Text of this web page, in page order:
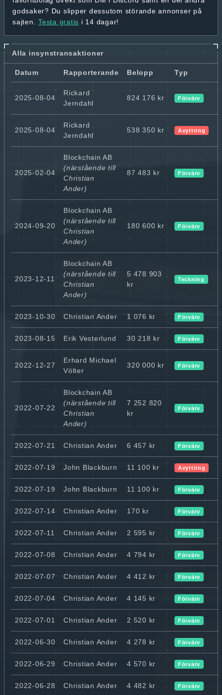
godsaker? Du slipper dessutom störande annonser på
sajten. Testa gratis i 14 dagar!
Alla insynstransaktioner
Datum Rapporterande Belopp Typ
2025-08-04
Rickard
Jerndahl
824 176 kr Förvärv
2025-08-04
Rickard
Jerndahl
538 350 kr Avyttring
2025-02-04
Blockchain AB
(närstående till
Christian
Ander)
87 483 kr Förvärv
2024-09-20
Blockchain AB
(närstående till
Christian
Ander)
180 600 kr Förvärv
2023-12-11
Blockchain AB
(närstående till
Christian
Ander)
5 478 903
kr
Teckning
2023-10-30 Christian Ander 1 076 kr Förvärv
2023-08-15 Erik Vesterlund 30 218 kr Förvärv
2022-12-27
Erhard Michael
Völter
320 000 kr Förvärv
2022-07-22
Blockchain AB
(närstående till
Christian
Ander)
7 252 820
kr
Förvärv
2022-07-21 Christian Ander 6 457 kr Förvärv
2022-07-19 John Blackburn 11 100 kr Avyttring
2022-07-19 John Blackburn 11 100 kr Förvärv
2022-07-14 Christian Ander 170 kr Förvärv
2022-07-11 Christian Ander 2 595 kr Förvärv
2022-07-08 Christian Ander 4 794 kr Förvärv
2022-07-07 Christian Ander 4 412 kr Förvärv
2022-07-04 Christian Ander 4 145 kr Förvärv
2022-07-01 Christian Ander 2 520 kr Förvärv
2022-06-30 Christian Ander 4 278 kr Förvärv
2022-06-29 Christian Ander 4 570 kr Förvärv
2022-06-28 Christian Ander 4 482 kr Förvärv